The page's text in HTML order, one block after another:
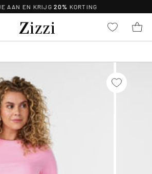
AAN EN KRIJG 20% KORTING